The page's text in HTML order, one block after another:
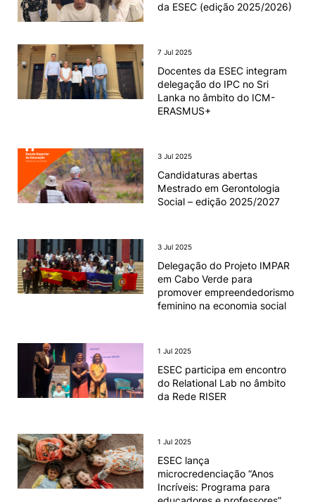
Candidaturas
Contactos
da ESEC (edição 2025/2026)
7 Jul 2025
Docentes da ESEC integram
delegação do IPC no Sri
Lanka no âmbito do ICM-
ERASMUS+
3 Jul 2025
Candidaturas abertas
Mestrado em Gerontologia
Social – edição 2025/2027
3 Jul 2025
Delegação do Projeto IMPAR
em Cabo Verde para
promover empreendedorismo
feminino na economia social
1 Jul 2025
ESEC participa em encontro
do Relational Lab no âmbito
da Rede RISER
1 Jul 2025
ESEC lança
microcredenciação “Anos
Incríveis: Programa para